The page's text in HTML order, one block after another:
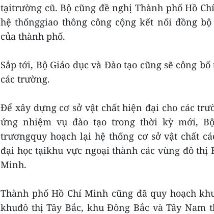
tạitrường cũ. Bộ cũng đề nghị Thành phố Hồ
hệ thốnggiao thông công cộng kết nối đồng
của thành phố.
Sắp tới, Bộ Giáo dục và Đào tạo cũng sẽ công
các trường.
Để xây dựng cơ sở vật chất hiện đại cho các
ứng nhiệm vụ đào tạo trong thời kỳ mới,
trươngquy hoạch lại hệ thống cơ sở vật chất
đại học tạikhu vực ngoại thành các vùng đô thị
Minh.
Thành phố Hồ Chí Minh cũng đã quy hoạch
khuđô thị Tây Bắc, khu Đông Bắc và Tây Nam